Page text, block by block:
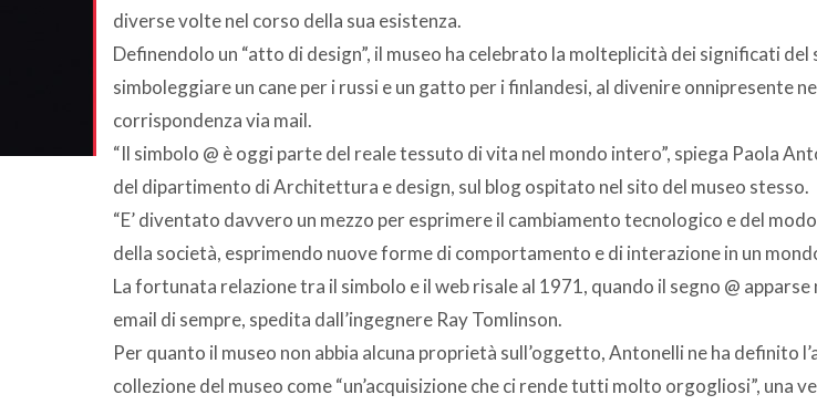
diverse volte nel corso della sua esistenza.
Definendolo un “atto di design”, il museo ha celebrato la molteplicità dei significati del
simboleggiare un cane per i russi e un gatto per i finlandesi, al divenire onnipresente
corrispondenza via mail.
“Il simbolo @ è oggi parte del reale tessuto di vita nel mondo intero”, spiega Paola
del dipartimento di Architettura e design, sul blog ospitato nel sito del museo stesso.
“E’ diventato davvero un mezzo per esprimere il cambiamento tecnologico e del
della società, esprimendo nuove forme di comportamento e di interazione in un
La fortunata relazione tra il simbolo e il web risale al 1971, quando il segno @ apparse
email di sempre, spedita dall’ingegnere Ray Tomlinson.
Per quanto il museo non abbia alcuna proprietà sull’oggetto, Antonelli ne ha definito
collezione del museo come “un’acquisizione che ci rende tutti molto orgogliosi”, una